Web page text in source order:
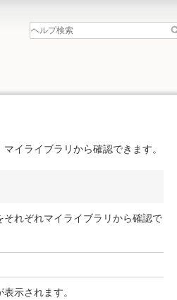
イライブラリから確認できます。
れぞれマイライブラリから確認で
示されます。